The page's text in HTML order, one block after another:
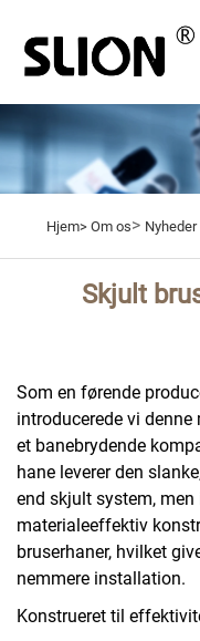
Hjem> Om os> Nyheder
Skjult
Som en førende
introducerede vi denne
et banebrydende
hane leverer den
end skjult system,
materialeeffektiv
bruserhaner, hvilket
nemmere installation.
Konstrueret til